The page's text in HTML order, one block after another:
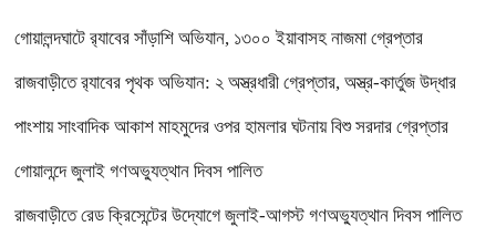
গোয়ালন্দঘাটে র‌্যাবের সাঁড়াশি অভিযান, ১৩০০ ইয়াবাসহ নাজমা গ্রেপ্তার
রাজবাড়ীতে র‌্যাবের পৃথক অভিযান: ২ অস্ত্রধারী গ্রেপ্তার, অস্ত্র-কার্তুজ উদ্ধার
পাংশায় সাংবাদিক আকাশ মাহমুদের ওপর হামলার ঘটনায় বিশু সরদার গ্রেপ্তার
গোয়ালন্দে জুলাই গণঅভ্যুত্থান দিবস পালিত
রাজবাড়ীতে রেড ক্রিসেন্টের উদ্যোগে জুলাই-আগস্ট গণঅভ্যুত্থান দিবস পালিত